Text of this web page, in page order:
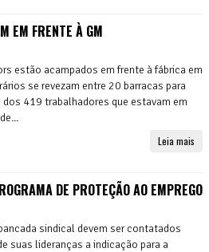
EM FRENTE À GM
estão acampados em frente à fábrica em
se revezam entre 20 barracas para
419 trabalhadores que estavam em
Leia mais
DE PROTEÇÃO AO EMPREGO
sindical devem ser contatados
suas lideranças a indicação para a